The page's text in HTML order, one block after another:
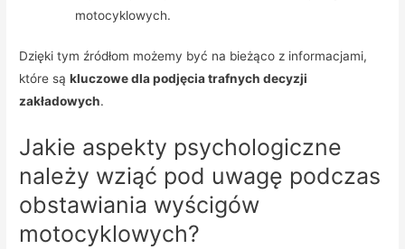
motocyklowych.
Dzięki tym źródłom możemy być na bieżąco z informacjami,
które sąkluczowe dla podjęcia trafnych decyzji
zakładowych.
Jakie aspekty psychologiczne
należy wziąć pod uwagę podczas
obstawiania wyścigów
motocyklowych?